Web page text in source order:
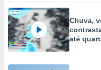
Chuva,
até